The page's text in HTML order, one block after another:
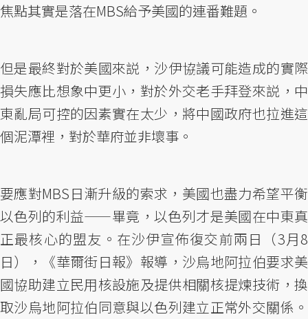
焦點其實是落在MBS給予美國的連番難題。
但是最終對於美國來説，沙伊協議可能造成的實際
損失應比想象中更小，對於外交老手拜登來説，中
東亂局可控的因素實在太少，將中國政府也拉進這
個泥潭裡，對於華府並非壞事。
要應對MBS日漸升級的索求，美國也盡力希望平衡
以色列的利益——畢竟，以色列才是美國在中東真
正最核心的盟友。在沙伊宣佈復交前兩日（3月8
日），《華爾街日報》報導，沙烏地阿拉伯要求美
國協助建立民用核設施及提供相關核提煉技術，換
取沙烏地阿拉伯同意與以色列建立正常外交關係。